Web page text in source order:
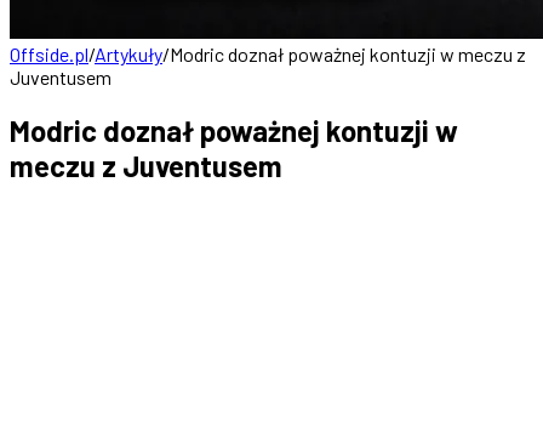
Offside.pl/Artykuły/Modric doznał poważnej kontuzji w meczu z
Juventusem
Modric doznał poważnej kontuzji w
meczu z Juventusem